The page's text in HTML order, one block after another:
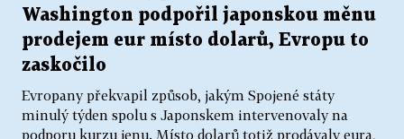
Washington podpořil japonskou měnu
prodejem eur místo dolarů, Evropu to
zaskočilo
Evropany překvapil způsob, jakým Spojené státy
minulý týden spolu s Japonskem intervenovaly na
podporu kurzu jenu. Místo dolarů totiž prodávaly eura,